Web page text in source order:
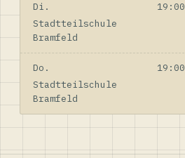
Di.
19:00
Stadtteilschule
Bramfeld
Do.
19:00
Stadtteilschule
Bramfeld